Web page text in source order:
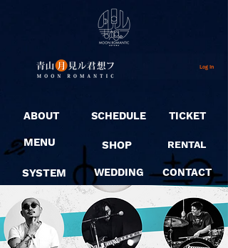
Log In
ABOUT
MENU
SYSTEM
SCHEDULE
SHOP
WEDDING
TICKET
RENTAL
CONTACT